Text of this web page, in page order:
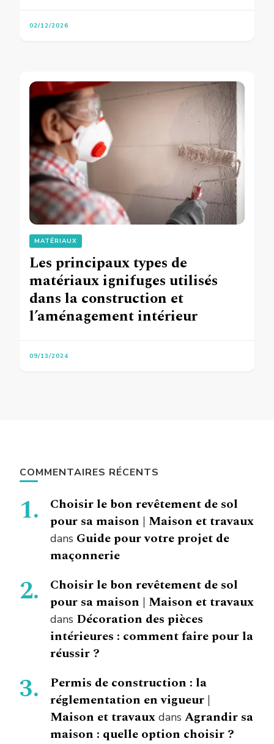
02/12/2026
MATÉRIAUX
Les principaux types de
matériaux ignifuges utilisés
dans la construction et
l’aménagement intérieur
09/13/2024
COMMENTAIRES RÉCENTS
Choisir le bon revêtement de sol
pour sa maison | Maison et travaux
dans Guide pour votre projet de
maçonnerie
Choisir le bon revêtement de sol
pour sa maison | Maison et travaux
dans Décoration des pièces
intérieures : comment faire pour la
réussir ?
Permis de construction : la
réglementation en vigueur |
Maison et travaux dans Agrandir sa
maison : quelle option choisir ?